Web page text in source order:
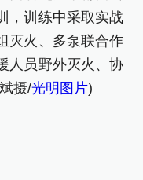
，训练中采取实战
灭火、多泵联合作
人员野外灭火、协
摄/光明图片)